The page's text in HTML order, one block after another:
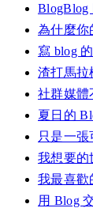
BlogBlog
為什麼
寫 blog
渣打馬拉
社群媒體
夏日的
只是一
我想要的
我最喜
用 Blog